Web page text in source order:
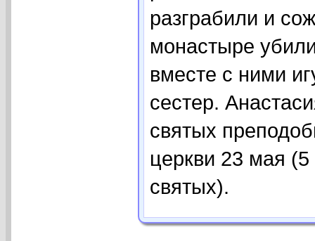
разграбили и
монастыре
вместе с ними
сестер.
святых
церкви 23 мая
святых).